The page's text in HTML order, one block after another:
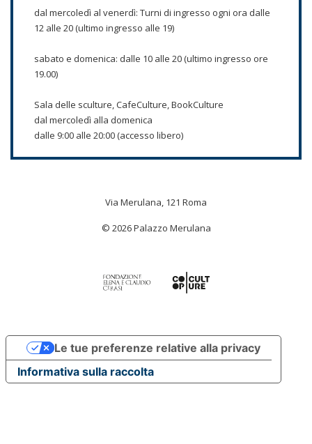
dal mercoledì al venerdì: Turni di ingresso ogni ora dalle
12 alle 20 (ultimo ingresso alle 19)
sabato e domenica: dalle 10 alle 20 (ultimo ingresso ore
19.00)
Sala delle sculture, CafeCulture, BookCulture
dal mercoledì alla domenica
dalle 9:00 alle 20:00 (accesso libero)
Via Merulana, 121 Roma
© 2026 Palazzo Merulana
Informativa sulla raccolta
Le tue preferenze relative alla privacy